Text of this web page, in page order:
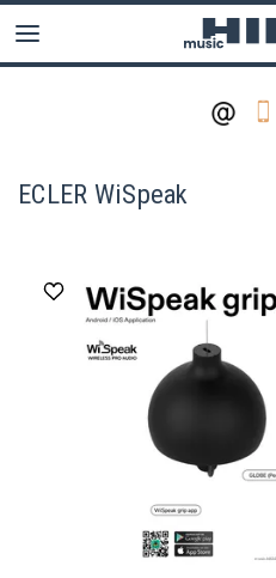
ECLER WiSpeak